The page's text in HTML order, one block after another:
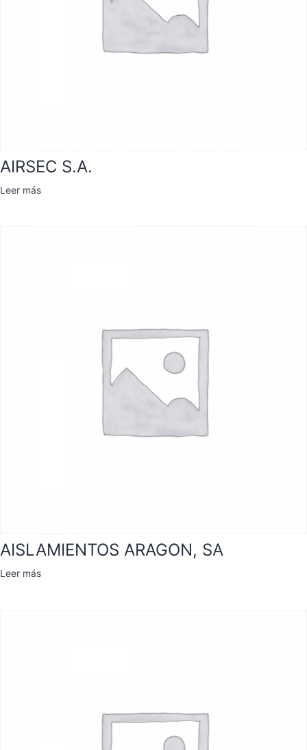
AIRSEC S.A.
Leer más
AISLAMIENTOS ARAGON, SA
Leer más